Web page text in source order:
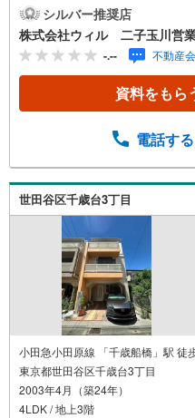
す！■南側は月極駐車
ん！■「蘆花恒春園」
緑の多い閑静な住宅地
ースあり！
シルバー推奨店
株式会社ウィル 二子玉川営
-.-- 不動産
資料をもら
電話する
世田谷区千歳台3丁目
小田急小田原線 「千歳船橋」駅 徒
東京都世田谷区千歳台3丁目
2003年4月（築24年）
4LDK / 地上3階